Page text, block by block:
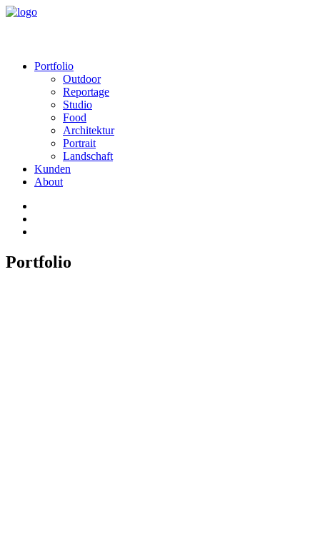
Portfolio
Outdoor
Reportage
Studio
Food
Architektur
Portrait
Landschaft
Kunden
About
Portfolio